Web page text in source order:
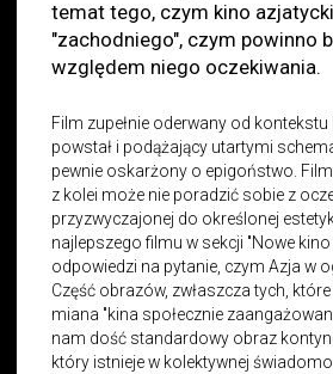
temat tego, czym kino
"zachodniego", czym powinno
względem niego oczekiwania.
Film zupełnie oderwany od kontekstu
powstał i podążający utartymi
pewnie oskarżony o epigoństwo.
z kolei może nie poradzić sobie z
przyzwyczajonej do określonej
najlepszego filmu w sekcji "Nowe
odpowiedzi na pytanie, czym Azja w
Część obrazów, zwłaszcza tych,
miana "kina społecznie
nam dość standardowy obraz
który istnieje w kolektywnej